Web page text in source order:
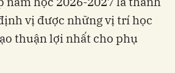
vị được những vị trí học
thuận lợi nhất cho phụ